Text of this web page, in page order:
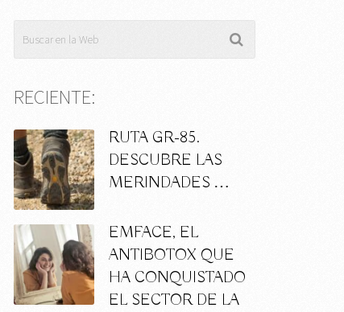
RECIENTE:
RUTA GR-85.
DESCUBRE LAS
MERINDADES …
EMFACE, EL
ANTIBOTOX QUE
HA CONQUISTADO
EL SECTOR DE LA